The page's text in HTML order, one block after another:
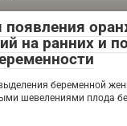
на ранних и
беременной
шевелениями плода